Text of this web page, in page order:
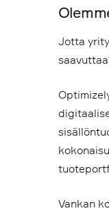
Jotta
Vankan